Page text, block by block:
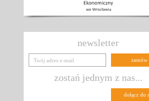
newsletter
zostań jednym z nas...